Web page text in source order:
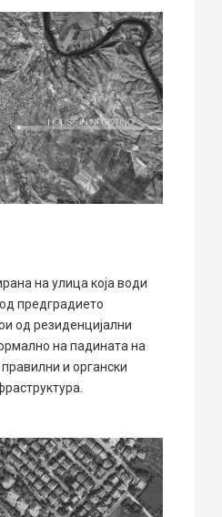
на улица која води
предградието
од резиденцијални
на падината на
и органски